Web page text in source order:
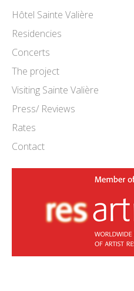
Hôtel Sainte Valière
Residencies
Concerts
The project
Visiting Sainte Valière
Press/ Reviews
Rates
Contact